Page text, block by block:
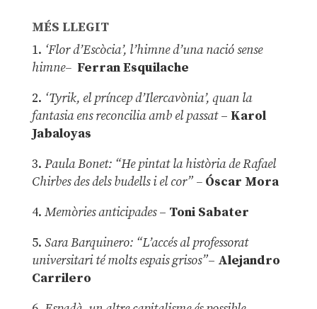
MÉS LLEGIT
1. ‘Flor d’Escòcia’, l’himne d’una nació sense
himne– Ferran Esquilache
2. ‘Tyrik, el príncep d’Ilercavònia’, quan la
fantasia ens reconcilia amb el passat– Karol
Jabaloyas
3. Paula Bonet: “He pintat la història de Rafael
Chirbes des dels budells i el cor” –Óscar Mora
4. Memòries anticipades– Toni Sabater
5. Sara Barquinero: “L’accés al professorat
universitari té molts espais grisos”– Alejandro
Carrilero